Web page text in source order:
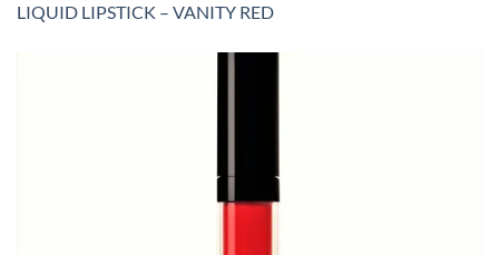
LIQUID LIPSTICK – VANITY RED